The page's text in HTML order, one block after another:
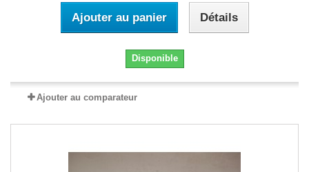
Ajouter au panier Détails
Disponible
Ajouter au comparateur